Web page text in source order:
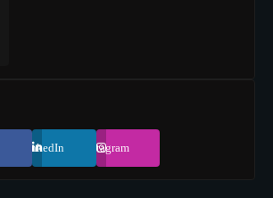
LinkedIn Instagram